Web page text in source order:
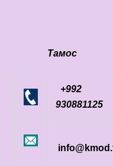
Тамос
+992
930881125